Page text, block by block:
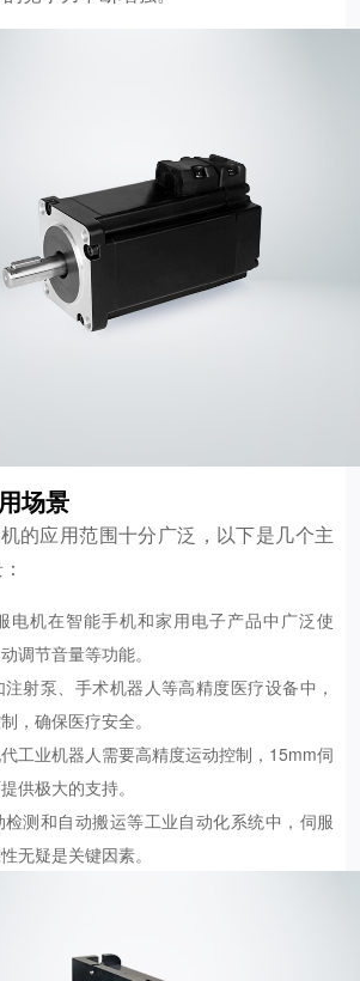
场景
的应用范围十分广泛，以下是几个主
电机在智能手机和家用电子产品中广泛使
调节音量等功能。
射泵、手术机器人等高精度医疗设备中，
，确保医疗安全。
工业机器人需要高精度运动控制，15mm伺
供极大的支持。
测和自动搬运等工业自动化系统中，伺服
无疑是关键因素。